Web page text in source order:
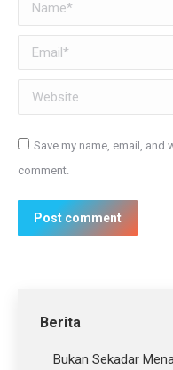
Email *
Website
Save my name, email, and
comment.
Post comment
Berita
Bukan Sekadar